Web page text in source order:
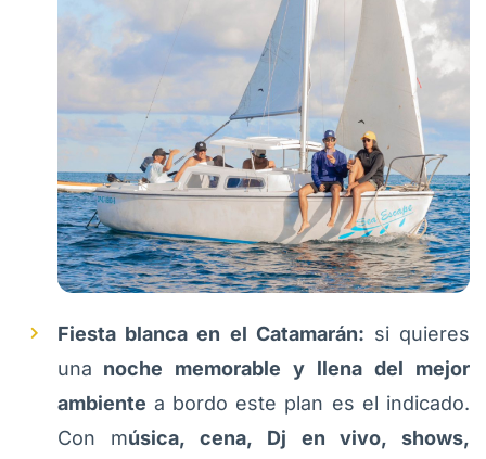
Fiesta blanca en el Catamarán: si quieres
una noche memorable y llena del mejor
ambiente a bordo este plan es el indicado.
Con música, cena, Dj en vivo, shows,